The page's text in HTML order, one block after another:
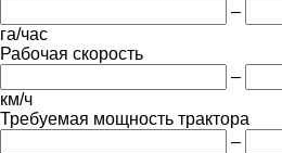
–
га/час
Рабочая скорость
–
км/ч
Требуемая мощность трактора
–